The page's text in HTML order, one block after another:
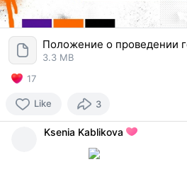
3.3 MB
17
Like 3
Ksenia Kablikova